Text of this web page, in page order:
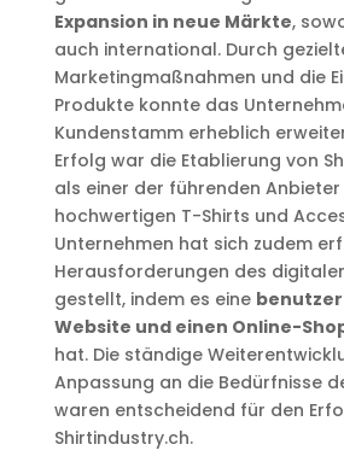
Expansion in neue Märkte,
auch international. Durch
Marketingmaßnahmen und die
Produkte konnte das
Kundenstamm erheblich
Erfolg war die Etablierung von
als einer der führenden Anbieter
hochwertigen T-Shirts und
Unternehmen hat sich zudem
Herausforderungen des
gestellt, indem es eine
Website und einen Online-
hat. Die ständige
Anpassung an die Bedürfnisse
waren entscheidend für den
Shirtindustry.ch.